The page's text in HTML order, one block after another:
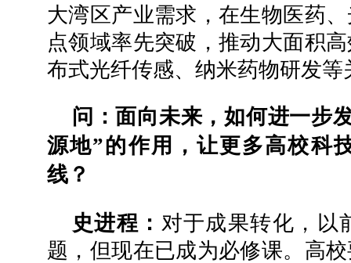
大湾区产业需求，在生物医药
点领域率先突破，推动大面积
布式光纤传感、纳米药物研发
问：面向未来，如何进一步
源地”的作用，让更多高校科
线？
史进程： 对于成果转化，以
题，但现在已成为必修课。高